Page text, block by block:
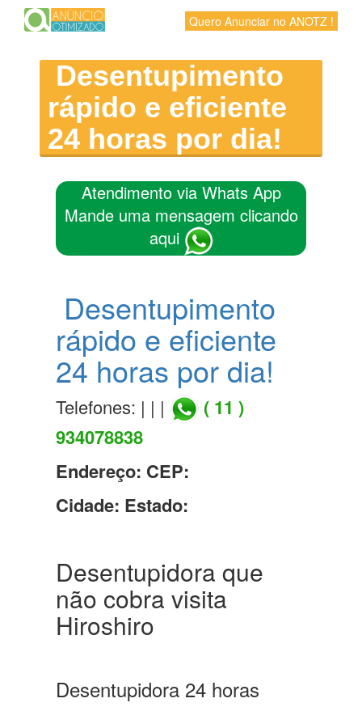
Quero Anunciar no ANOTZ !
Desentupimento
rápido e eficiente
24 horas por dia!
Atendimento via Whats App
Mande uma mensagem clicando
aqui
Desentupimento
rápido e eficiente
24 horas por dia!
Telefones: | | |
( 11 )
934078838
Endereço: CEP:
Cidade: Estado:
Desentupidora que
não cobra visita
Hiroshiro
Desentupidora 24 horas